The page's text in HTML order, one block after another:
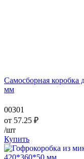
Самосборная коробка
мм
00301
от 57.25 ₽
/шт
Купить